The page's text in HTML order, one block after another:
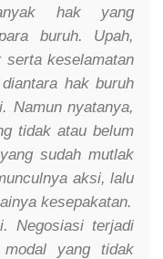
hak yang
buruh. Upah,
serta keselamatan
hak buruh
Namun nyatanya,
tidak atau belum
sudah mutlak
aksi, lalu
kesepakatan.
Negosiasi terjadi
yang tidak